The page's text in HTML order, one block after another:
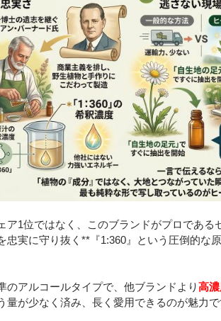
ア1位ではなく、このブランドがプロであ
忠実に守り抜く**『1:360』という圧倒的な
のアルコールタイプで、他ブランドより高濃
量が少なく済み、長く愛用できるのが魅力で